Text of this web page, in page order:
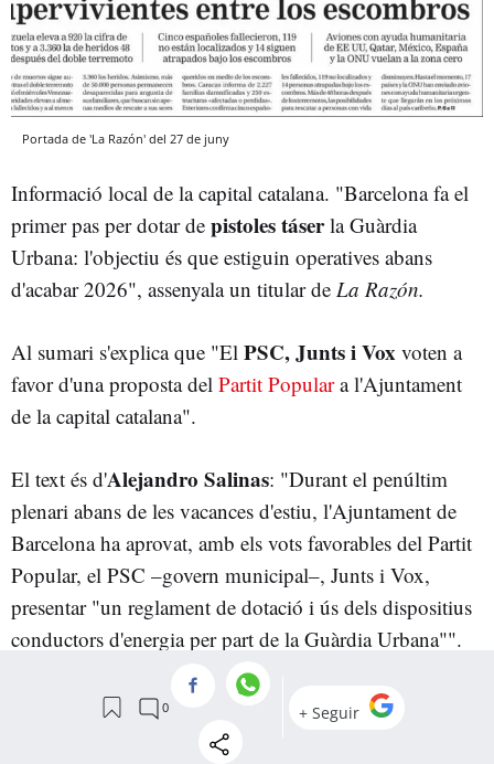
Portada de 'La Razón' del 27 de juny
Informació local de la capital catalana. "Barcelona fa el
primer pas per dotar de pistoles táserla Guàrdia
Urbana: l'objectiu és que estiguin operatives abans
d'acabar 2026", assenyala un titular de La Razón.
Al sumari s'explica que "El PSC, Junts i Vox voten a
favor d'una proposta del Partit Populara l'Ajuntament
de la capital catalana".
El text és d'Alejandro Salinas: "Durant el penúltim
plenari abans de les vacances d'estiu, l'Ajuntament de
Barcelona ha aprovat, amb els vots favorables del Partit
Popular, el PSC –govern municipal–, Junts i Vox,
presentar "un reglament de dotació i ús dels dispositius
conductors d'energia per part de la Guàrdia Urbana"".
"En concret, la proposició presentada pel PP insta el
govern municipal a presentar en ple, "en un